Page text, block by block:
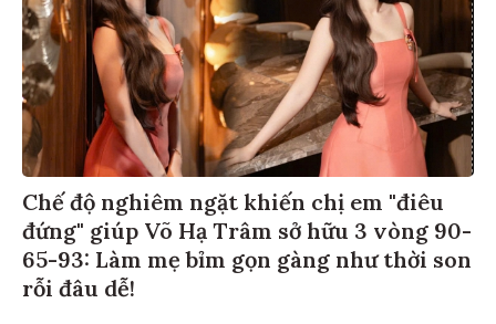
Chế độ nghiêm ngặt khiến chị em "điêu
đứng" giúp Võ Hạ Trâm sở hữu 3 vòng 90-
65-93: Làm mẹ bỉm gọn gàng như thời son
rỗi đâu dễ!